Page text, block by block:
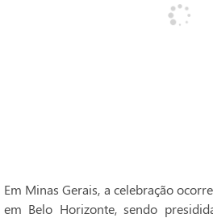
Em Minas Gerais, a celebração
em Belo Horizonte, sendo